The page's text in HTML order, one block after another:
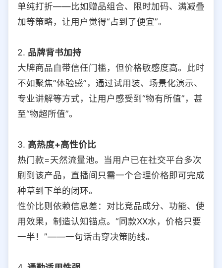
单纯打折——比如赠品组合、限时加码、满减叠
加等策略，让用户觉得“占到了便宜”。
2. 品牌背书加持
大牌商品自带信任门槛，但价格敏感度高。此时
不如聚焦“体验感”，通过试用装、场景化演示、
专业讲解等方式，让用户感受到“物有所值”，甚
至“物超所值”。
3. 高热度+高性价比
热门款=天然流量池。当用户已在社交平台多次
刷到该产品，直播间只需一个合理价格即可完成
种草到下单的闭环。
性价比则依赖信息差：对比竞品成分、功能、使
用效果，制造认知锚点。“同款XX水，价格只要
一半！”——一句话击穿决策防线。